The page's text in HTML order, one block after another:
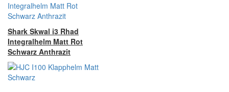
Shark Skwal i3 Rhad
Integralhelm Matt Rot
Schwarz Anthrazit